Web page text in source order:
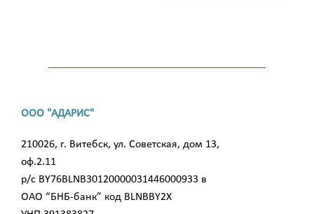
ООО "АДАРИС"
210026, г. Витебск, ул. Советская, дом 13,
оф.2.11
р/с BY76BLNB30120000031446000933 в
ОАО “БНБ-банк” код BLNBBY2X